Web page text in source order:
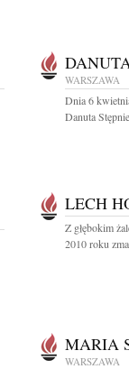
WARSZAWA
Dnia 6
Danuta
LECH
Z głębokim
2010 roku
MARIA
WARSZAWA